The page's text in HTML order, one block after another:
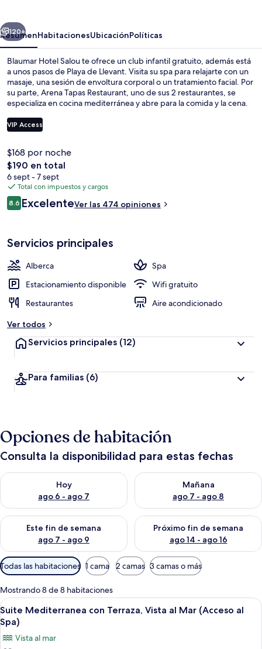
Siguiente
120+
ResumenHabitacionesUbicaciónPolíticas
Blaumar Hotel Salou te ofrece un club infantil gratuito, además está
a unos pasos de Playa de Llevant. Visita su spa para relajarte con un
masaje, una sesión de envoltura corporal o un tratamiento facial. Por
su parte, Arena Tapas Restaurant, uno de sus 2 restaurantes, se
especializa en cocina mediterránea y abre para la comida y la cena.
mediterráneo son sus 10 bares en la playa, su alberca al aire libre y su
bar junto a la alberca. A otros visitantes les encanta el personal
VIP Access
$168 por noche
El
precio
total
es
de
$190 en total
6 sept - 7 sept
Total con impuestos y cargos
Opiniones
8.68.6 de 10,
ExcelenteVer las 474 opiniones
Servicios principales
Alberca
Spa
Estacionamiento disponible
Wifi gratuito
Restaurantes
Aire acondicionado
Ver todos
Servicios principales (12)
Para familias (6)
Opciones de habitación
Consulta la disponibilidad para estas fechas
Hoy
ago 6 - ago 7
Consulta la disponibilidad para hoy ago 6 - ago 7
Mañana
ago 7 - ago 8
Consulta la disponibilidad
Este fin de semana
ago 7 - ago 9
Consulta la disponibilidad para este fin de semana ago 7 -
Próximo fin de semana
ago 14 - ago 16
Consulta la disponibilidad
Filtros
disponibles
para
las
habitaciones
Todas las habitaciones 1 cama 2 camas 3 camas o más
Mostrando 8 de 8 habitaciones
Abrir
todas
las
fotos
Un dormitorio moderno con una
8
Suite Mediterranea con Terraza, Vista al Mar (Acceso al
Spa)
Vista al mar